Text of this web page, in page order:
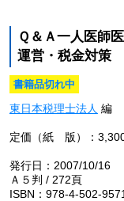
Ｑ＆Ａ一人医師
運営・税金対策
書籍品切れ中
東日本税理士法人 編
定価（紙 版）：3,300
発行日：2007/10/16
Ａ５判 / 272頁
ISBN：978-4-502-